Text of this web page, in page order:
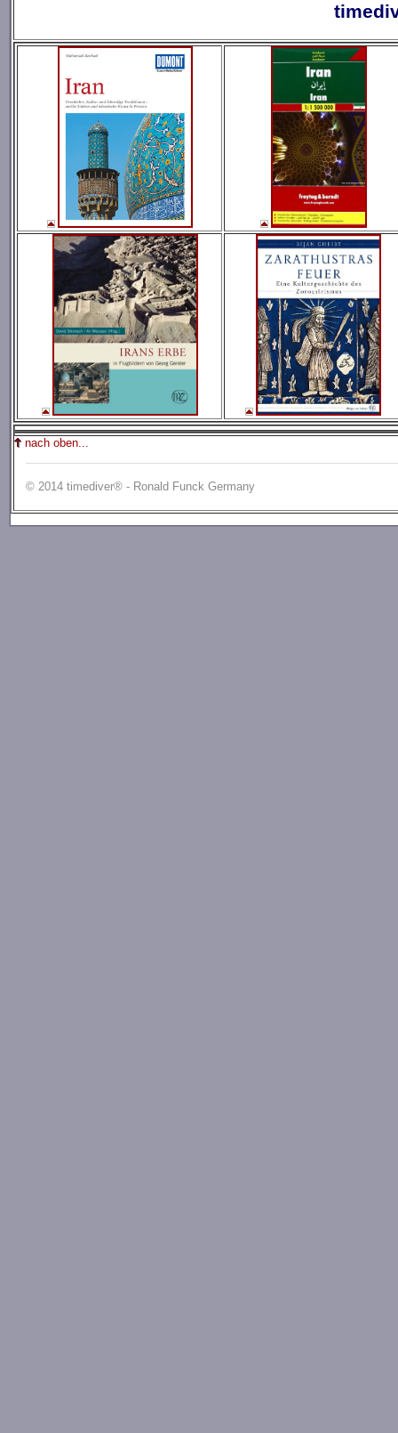
nach oben...
© 2014 timediver® - Ronald Funck Germany